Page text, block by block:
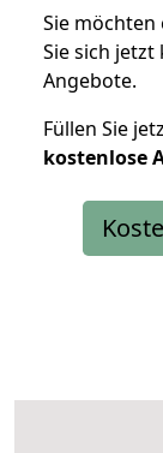
Sie möchten
Sie sich
Angebote.
Füllen Sie
kostenlose